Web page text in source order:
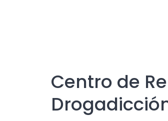
Centro de